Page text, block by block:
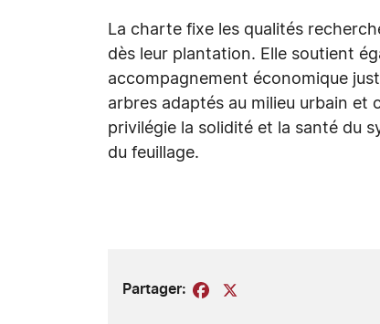
La charte fixe les qualités
dès leur plantation. Elle soutient
accompagnement économique
arbres adaptés au milieu urbain et
privilégie la solidité et la santé du
du feuillage.
Partager: Facebook